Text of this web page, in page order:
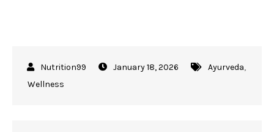
January 18, 2026 Ayurveda,
Wellness